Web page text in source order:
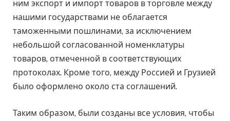
ним экспорт и импорт товаров в торговле между
нашими государствами не облагается
таможенными пошлинами, за исключением
небольшой согласованной номенклатуры
товаров, отмеченной в соответствующих
протоколах. Кроме того, между Россией и Грузией
было оформлено около ста соглашений.
Таким образом, были созданы все условия, чтобы